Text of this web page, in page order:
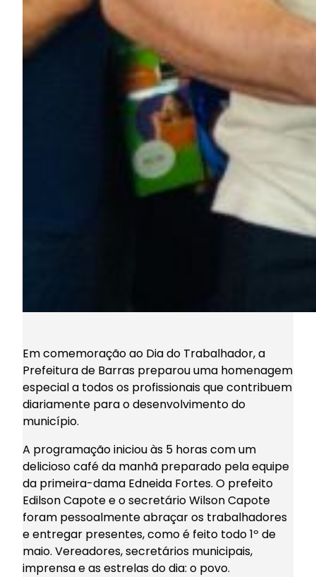
Em comemoração ao Dia do Trabalhador, a
Prefeitura de Barras preparou uma homenagem
especial a todos os profissionais que contribuem
diariamente para o desenvolvimento do
município.
A programação iniciou às 5 horas com um
delicioso café da manhã preparado pela equipe
da primeira-dama Edneida Fortes. O prefeito
Edilson Capote e o secretário Wilson Capote
foram pessoalmente abraçar os trabalhadores
e entregar presentes, como é feito todo 1º de
maio. Vereadores, secretários municipais,
imprensa e as estrelas do dia: o povo.